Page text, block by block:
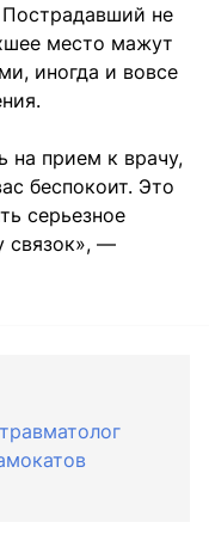
Пострадавший не
место мажут
иногда и вовсе
на прием к врачу,
беспокоит. Это
серьезное
связок», —